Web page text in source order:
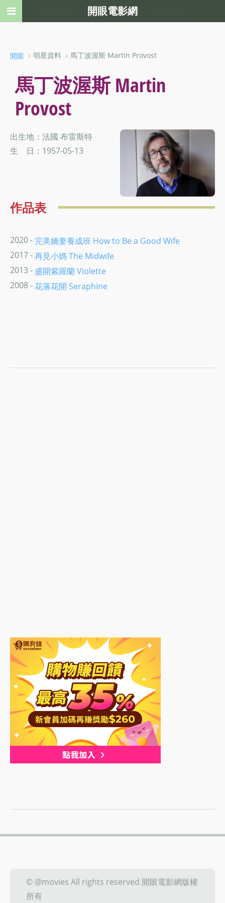
開眼 ﹥明星資料 ﹥馬丁波渥斯 Martin Provost
馬丁波渥斯 Martin
Provost
出生地：法國 布雷斯特
生 日：1957-05-13
作品表
2020 - 完美嬌妻養成班 How to Be a Good Wife
2017 -再見小媽 The Midwife
2013 - 盛開紫羅蘭 Violette
2008 -花落花開 Seraphine
© @movies All rights reserved 開眼電影網版權
所有
開眼電影網